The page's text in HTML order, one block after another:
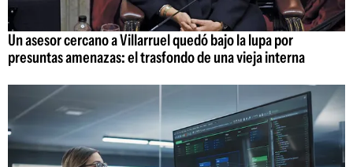
Un asesor cercano a Villarruel quedó bajo la lupa por
presuntas amenazas: el trasfondo de una vieja interna